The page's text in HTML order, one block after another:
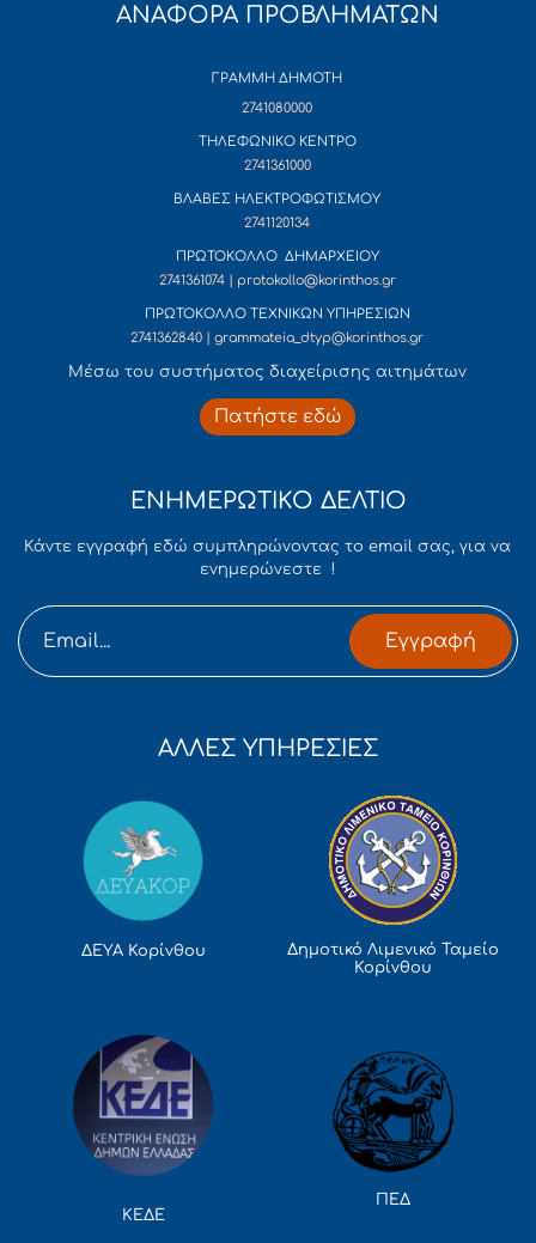
ΑΝΑΦΟΡΑ ΠΡΟΒΛΗΜΑΤΩΝ
ΓΡΑΜΜΗ ΔΗΜΟΤΗ
2741080000
ΤΗΛΕΦΩΝΙΚΟ ΚΕΝΤΡΟ
2741361000
ΒΛΑΒΕΣ ΗΛΕΚΤΡΟΦΩΤΙΣΜΟΥ
2741120134
ΠΡΩΤΟΚΟΛΛΟ ΔΗΜΑΡΧΕΙΟΥ
2741361074 | protokollo@korinthos.gr
ΠΡΩΤΟΚΟΛΛΟ ΤΕΧΝΙΚΩΝ ΥΠΗΡΕΣΙΩΝ
2741362840 | grammateia_dtyp@korinthos.gr
Mέσω του συστήματος διαχείρισης αιτημάτων
Πατήστε εδώ
ΕΝΗΜΕΡΩΤΙΚΟ ΔΕΛΤΙΟ
Κάντε εγγραφή εδώ συμπληρώνοντας το email σας, για να
ενημερώνεστε !
Εγγραφή
ΑΛΛΕΣ ΥΠΗΡΕΣΙΕΣ
ΔΕΥΑ Κορίνθου
Δημοτικό Λιμενικό Ταμείο
Κορίνθου
ΚΕΔΕ
ΠΕΔ